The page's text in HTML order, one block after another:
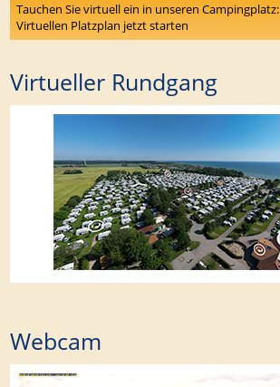
Tauchen Sie virtuell ein in unseren Campingplatz:
Virtuellen Platzplan jetzt starten
Virtueller Rundgang
Webcam